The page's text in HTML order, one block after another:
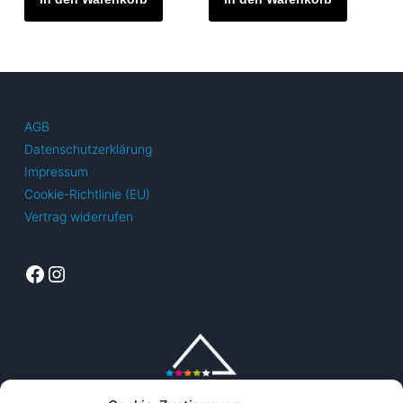
AGB
Datenschutzerklärung
Impressum
Cookie-Richtlinie (EU)
Vertrag widerrufen
Facebook
Instagram